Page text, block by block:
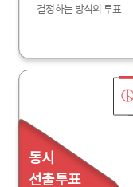
결정하는 방식의 투표
동시
선출투표